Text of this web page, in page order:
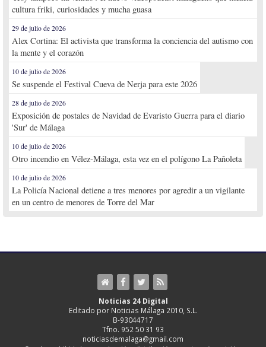
cultura friki, curiosidades y mucha guasa
29 de julio de 2026
Alex Cortina: El activista que transforma la conciencia del autismo con
la mente y el corazón
10 de julio de 2026
Se suspende el Festival Cueva de Nerja para este 2026
28 de julio de 2026
Exposición de postales de Navidad de Evaristo Guerra para el diario
'Sur' de Málaga
10 de julio de 2026
Otro incendio en Vélez-Málaga, esta vez en el polígono La Pañoleta
10 de julio de 2026
La Policía Nacional detiene a tres menores por agredir a un vigilante
en un centro de menores de Torre del Mar
Noticias 24 Digital
Editado por Noticias Málaga 2010, S.L.
B-93044717
Tfno. 952 50 31 93
noticiasdemalaga@gmail.com